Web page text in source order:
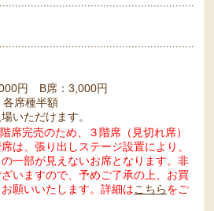
円 B席：3,000円
席種半額
いただけます。
席完売のため、３階席（見切れ席）
は、張り出しステージ設置により、
一部が見えないお席となります。非
いますので、予めご了承の上、お買
願いいたします。詳細はこちらをご